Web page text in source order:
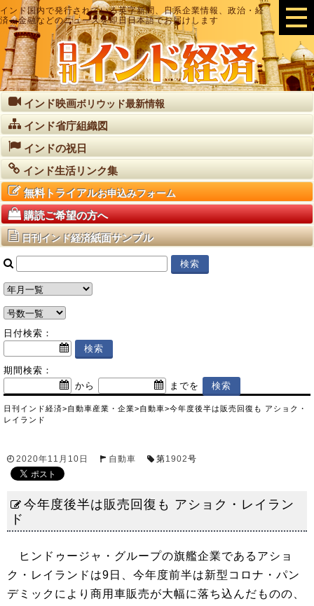
インド国内で発行されている英字新聞、日系企業情報、政治・経
済・金融などのニュースを即日日本語でお届けします
インド映画ボリウッド最新情報
インド省庁組織図
インドの祝日
インド生活リンク集
無料トライアルお申込みフォーム
購読ご希望の方へ
日刊インド経済紙面サンプル
日付検索：
期間検索：
から
までを
日刊インド経済>自動車産業・企業>自動車>今年度後半は販売回復も アショク・
レイランド
2020年11月10日 自動車 第1902号
今年度後半は販売回復も アショク・レイラン
ド
ヒンドゥージャ・グループの旗艦企業であるアショ
ク・レイランドは9日、今年度前半は新型コロナ・パン
デミックにより商用車販売が大幅に落ち込んだものの、